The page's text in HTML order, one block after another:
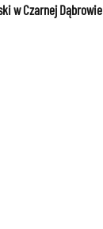
w Czarnej Dąbrowie